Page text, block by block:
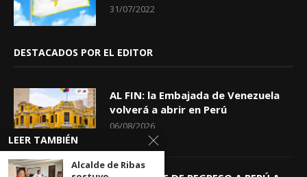
31/07/2022
DESTACADOS POR EL EDITOR
AL FIN: la Embajada de Venezuela
volverá a abrir en Perú
06/08/2026
LEER TAMBIÉN
Alcalde de Ribas